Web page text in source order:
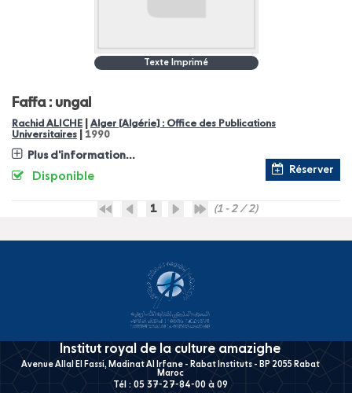
Texte Imprimé
Faffa : ungal
Rachid ALICHE
Alger [Algérie] : Office des Publications
Universitaires
1990
Plus d'information...
Réserver
Disponible
1 (1 - 2 / 2)
Institut royal de la culture amazighe
Avenue Allal El Fassi, Madinat Al Irfane - Rabat Instituts - BP 2055 Rabat
Maroc
Tél : 05 37-27-84-00 à 09